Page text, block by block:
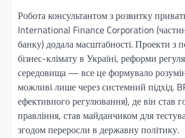
Робота консультантом з розвитку
International Finance Corporation
банку) додала масштабності. Проекти з
бізнес-клімату в Україні, реформи
середовища — все це формувало
можливі лише через системний підхід.
ефективного регулювання), де він став
правління, став майданчиком для
згодом переросли в державну політику.